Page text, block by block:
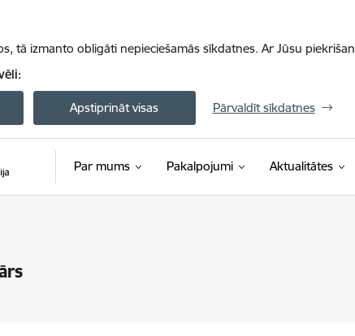
tā izmanto obligāti nepieciešamās sīkdatnes. Ar Jūsu
Apstiprināt visas Pārvaldīt sīkdatnes
Par mums Pakalpojumi Aktualitātes